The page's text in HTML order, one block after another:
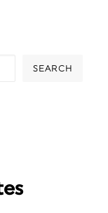
SEARCH